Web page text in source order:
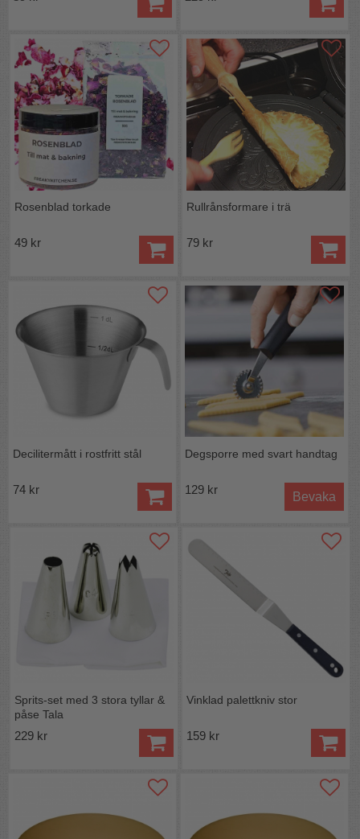
Rosenblad torkade
49 kr
Rullrånsformare i trä
79 kr
Decilitermått i rostfritt stål
74 kr
Degsporre med svart handtag
129 kr
Bevaka
Sprits-set med 3 stora tyllar &
påse Tala
229 kr
Vinklad palettkniv stor
159 kr